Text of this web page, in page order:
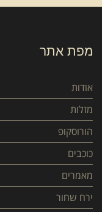
מפת אתר
אודות
מזלות
הורוסקופ
כוכבים
מאמרים
ירח שחור